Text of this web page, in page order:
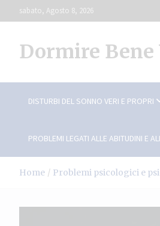
to
sabato, Agosto 8, 2026
Dormire Bene
DISTURBI DEL SONNO VERI E PROPRI
PROBLEMI LEGATI ALLE ABITUDINI E
Home Problemi psicologici e